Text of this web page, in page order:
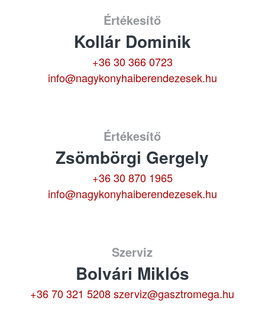
Értékesítő
Kollár Dominik
+36 30 366 0723
info@nagykonyhaiberendezesek.hu
Értékesítő
Zsömbörgi Gergely
+36 30 870 1965
info@nagykonyhaiberendezesek.hu
Szerviz
Bolvári Miklós
+36 70 321 5208 szerviz@gasztromega.hu